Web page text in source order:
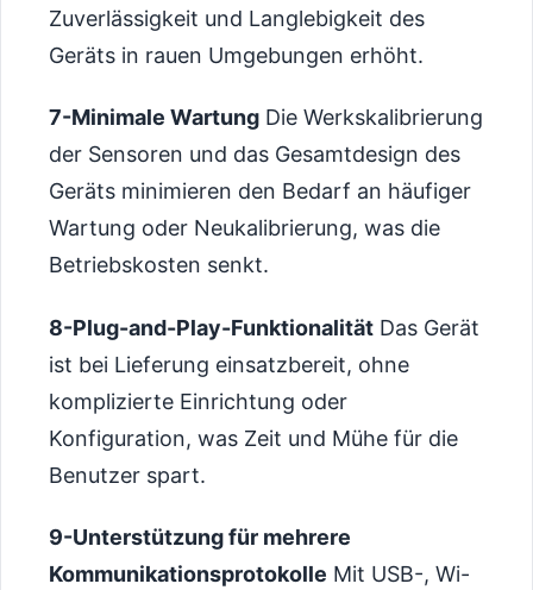
Zuverlässigkeit und Langlebigkeit des
Geräts in rauen Umgebungen erhöht.
7-Minimale Wartung Die Werkskalibrierung
der Sensoren und das Gesamtdesign des
Geräts minimieren den Bedarf an häufiger
Wartung oder Neukalibrierung, was die
Betriebskosten senkt.
8-Plug-and-Play-Funktionalität Das Gerät
ist bei Lieferung einsatzbereit, ohne
komplizierte Einrichtung oder
Konfiguration, was Zeit und Mühe für die
Benutzer spart.
9-Unterstützung für mehrere
Kommunikationsprotokolle Mit USB-, Wi-